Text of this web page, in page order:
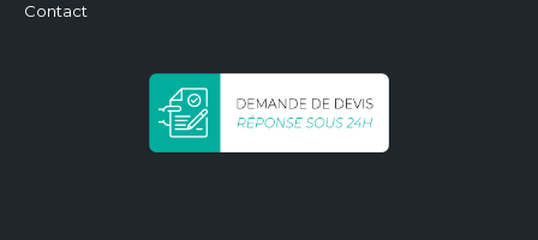
Contact